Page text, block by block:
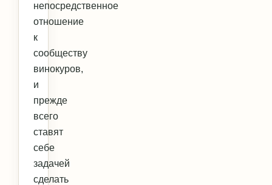
непосредственное
отношение
к
сообществу
винокуров,
и
прежде
всего
ставят
себе
задачей
сделать